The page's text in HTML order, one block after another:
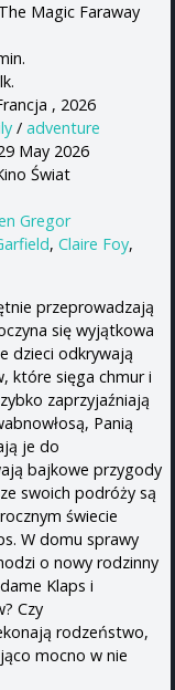
The Magic Faraway
, 2026
/ adventure
May 2026
Świat
Gregor
, Claire Foy,
przeprowadzają
się wyjątkowa
dzieci odkrywają
które sięga chmur i
zaprzyjaźniają
Panią
je do
bajkowe przygody
swoich podróży są
świecie
W domu sprawy
o nowy rodzinny
Klaps i
Czy
rodzeństwo,
mocno w nie